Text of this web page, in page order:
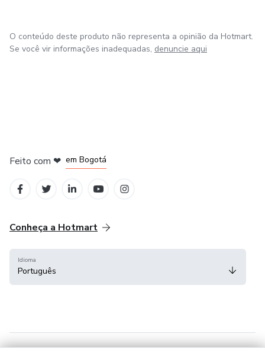
O conteúdo deste produto não representa a opinião da Hotmart.
Se você vir informações inadequadas, denuncie aqui
Feito com ❤ em Bogotá
Conheça a Hotmart
Idioma
Português